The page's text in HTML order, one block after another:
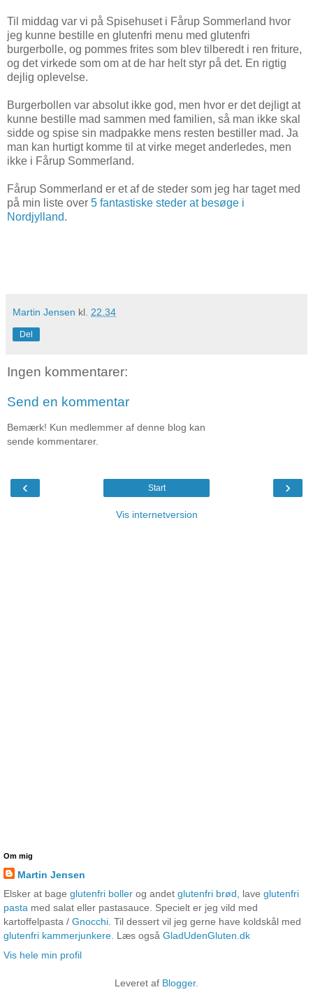
Til middag var vi på Spisehuset i Fårup Sommerland hvor
jeg kunne bestille en glutenfri menu med glutenfri
burgerbolle, og pommes frites som blev tilberedt i ren friture,
og det virkede som om at de har helt styr på det. En rigtig
dejlig oplevelse.
Burgerbollen var absolut ikke god, men hvor er det dejligt at
kunne bestille mad sammen med familien, så man ikke skal
sidde og spise sin madpakke mens resten bestiller mad. Ja
man kan hurtigt komme til at virke meget anderledes, men
ikke i Fårup Sommerland.
Fårup Sommerland er et af de steder som jeg har taget med
på min liste over 5 fantastiske steder at besøge i
Nordjylland.
Martin Jensen kl. 22.34
Del
Ingen kommentarer:
Send en kommentar
Bemærk! Kun medlemmer af denne blog kan
sende kommentarer.
‹ ›
Start
Vis internetversion
Om mig
Martin Jensen
Elsker at bage glutenfri boller og andet glutenfri brød, lave glutenfri
pasta med salat eller pastasauce. Specielt er jeg vild med
kartoffelpasta / Gnocchi. Til dessert vil jeg gerne have koldskål med
glutenfri kammerjunkere. Læs også GladUdenGluten.dk
Vis hele min profil
Leveret af Blogger.